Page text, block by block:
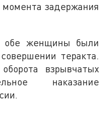
задержания
обе женщины были
теракта.
взрывчатых
наказание